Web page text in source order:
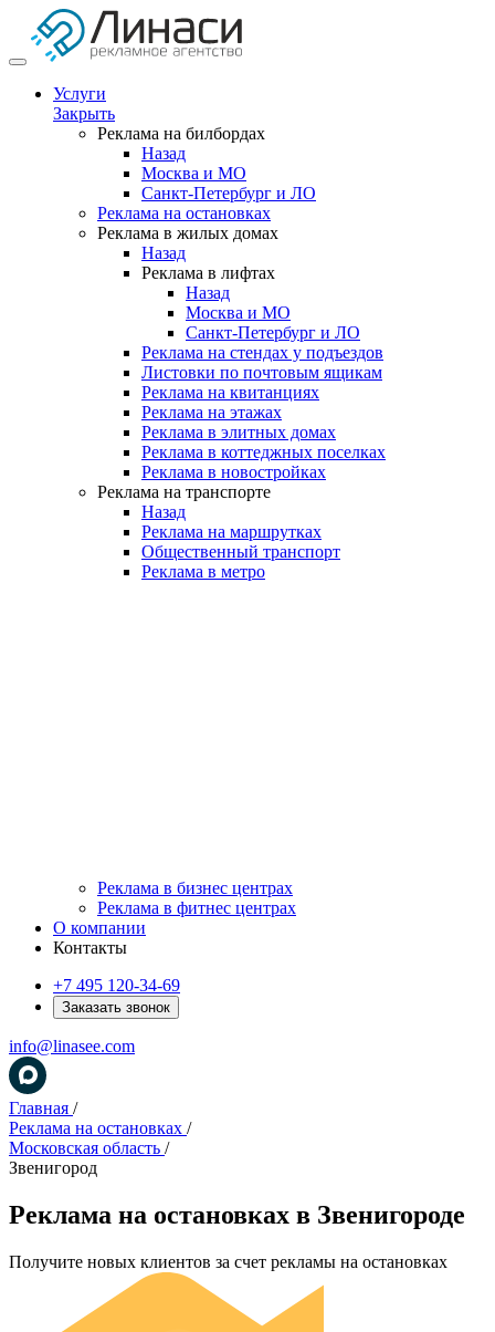
Услуги
Закрыть
Реклама на билбордах
Назад
Москва и МО
Санкт-Петербург и ЛО
Реклама на остановках
Реклама в жилых домах
Назад
Реклама в лифтах
Назад
Москва и МО
Санкт-Петербург и ЛО
Реклама на стендах у подъездов
Листовки по почтовым ящикам
Реклама на квитанциях
Реклама на этажах
Реклама в элитных домах
Реклама в коттеджных поселках
Реклама в новостройках
Реклама на транспорте
Назад
Реклама на маршрутках
Общественный транспорт
Реклама в метро
Реклама в бизнес центрах
Реклама в фитнес центрах
О компании
Контакты
+7 495 120-34-69
Заказать звонок
info@linasee.com
Главная /
Реклама на остановках /
Московская область /
Звенигород
Реклама на остановках в Звенигороде
Получите новых клиентов за счет рекламы на остановках